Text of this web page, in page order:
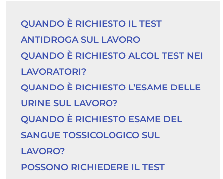
QUANDO È RICHIESTO IL TEST
ANTIDROGA SUL LAVORO
QUANDO È RICHIESTO ALCOL TEST NEI
LAVORATORI?
QUANDO È RICHIESTO L’ESAME DELLE
URINE SUL LAVORO?
QUANDO È RICHIESTO ESAME DEL
SANGUE TOSSICOLOGICO SUL
LAVORO?
POSSONO RICHIEDERE IL TEST